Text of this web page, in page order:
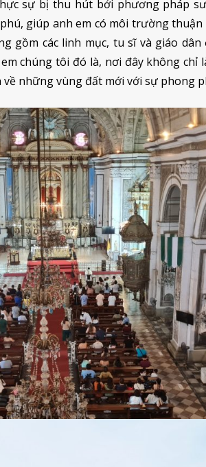
sự bị thu hút bởi phương pháp
giúp anh em có môi trường
gồm các linh mục, tu sĩ và giáo
chúng tôi đó là, nơi đây không
những vùng đất mới với sự phong